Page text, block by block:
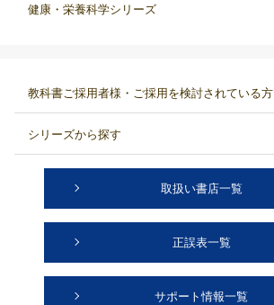
健康・栄養科学シリーズ
教科書ご採用者様・ご採用を検討されている方
シリーズから探す
取扱い書店一覧
正誤表一覧
サポート情報一覧